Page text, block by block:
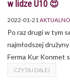
w lidze U10 😍
2022-01-21
Po raz drugi w tym
najmłodszej
Ferma Kur Konmet
CZYTAJ DALEJ